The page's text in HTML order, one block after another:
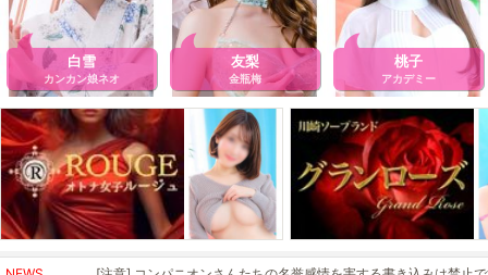
白雪
カンカン娘ネオ
友梨
金瓶梅
桃子
アカデミー